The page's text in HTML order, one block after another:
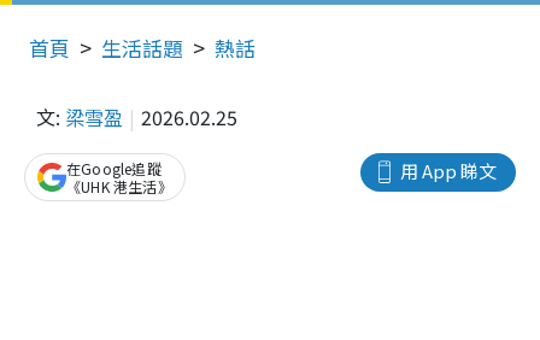
首頁 生活話題 熱話
文: 梁雪盈 2026.02.25
用 App 睇文
在Google追蹤
《UHK 港生活》